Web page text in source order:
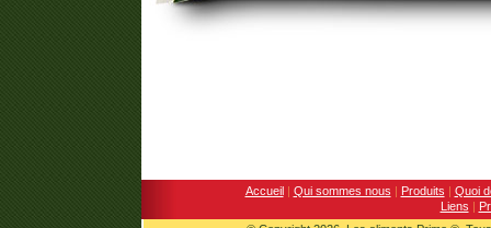
Accueil | Qui sommes nous | Produits | Quoi
Liens |